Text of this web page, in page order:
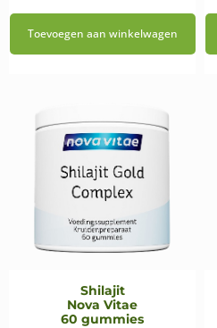
Toevoegen aan winkelwagen
Shilajit
Nova Vitae
60 gummies